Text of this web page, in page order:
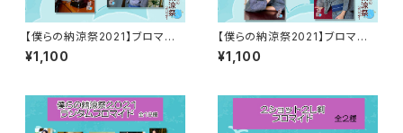
【僕らの納涼祭2021】ブロマイド
A（瀬戸祐介）
¥1,100
【僕らの納涼祭2021】ブロマイド
B（瀬戸祐介）
¥1,100